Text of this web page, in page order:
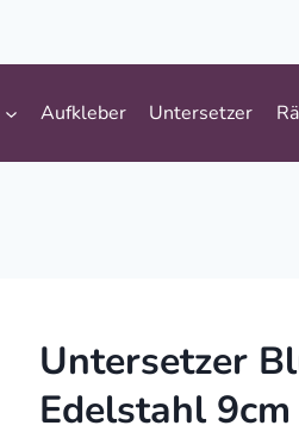
Aufkleber Untersetzer
Untersetzer
Edelstahl 9cm